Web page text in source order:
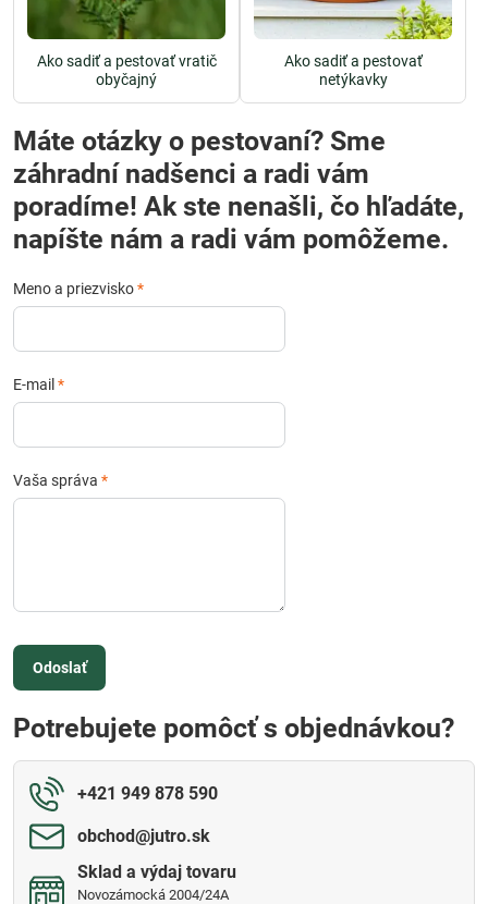
Ako sadiť a pestovať vratič
obyčajný
Ako sadiť a pestovať
netýkavky
Máte otázky o pestovaní? Sme
záhradní nadšenci a radi vám
poradíme! Ak ste nenašli, čo hľadáte,
napíšte nám a radi vám pomôžeme.
Meno a priezvisko*
E-mail *
Vaša správa *
Odoslať
Potrebujete pomôcť s objednávkou?
+421 949 878 590
obchod​@jutro​.sk
Sklad a výdaj tovaru
Novozámocká 2004/24A